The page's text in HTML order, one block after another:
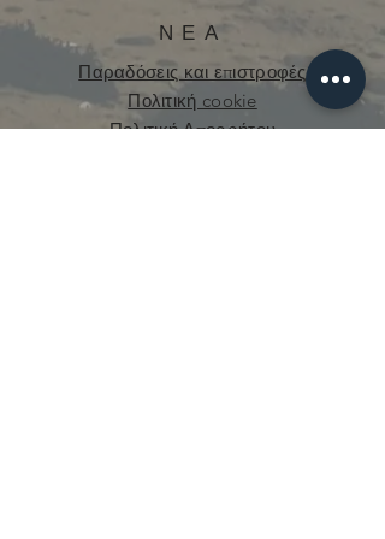
ΝΕΑ
Παραδόσεις και επιστροφές
Πολιτική cookie
Πολιτική Απορρήτου